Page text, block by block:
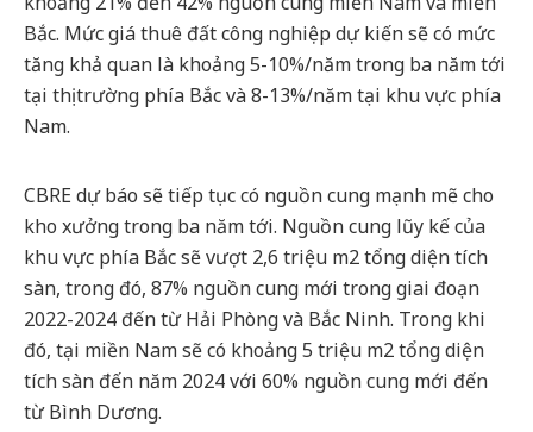
Bắc. Mức giá thuê đất công nghiệp dự kiến sẽ có mức
tăng khả quan là khoảng 5-10%/năm trong ba năm tới
tại thị trường phía Bắc và 8-13%/năm tại khu vực phía
Nam.
CBRE dự báo sẽ tiếp tục có nguồn cung mạnh mẽ cho
kho xưởng trong ba năm tới. Nguồn cung lũy kế của
khu vực phía Bắc sẽ vượt 2,6 triệu m2 tổng diện tích
sàn, trong đó, 87% nguồn cung mới trong giai đoạn
2022-2024 đến từ Hải Phòng và Bắc Ninh. Trong khi
đó, tại miền Nam sẽ có khoảng 5 triệu m2 tổng diện
tích sàn đến năm 2024 với 60% nguồn cung mới đến
từ Bình Dương.